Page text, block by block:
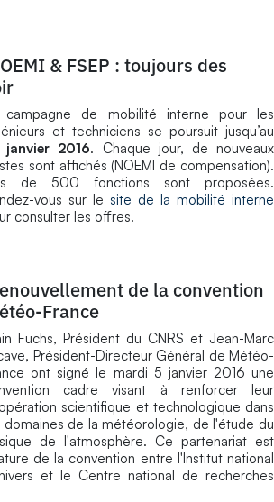
& FSEP : toujours des
campagne de mobilité interne pour les
et techniciens se poursuit jusqu’au
janvier 2016. Chaque jour, de nouveaux
sont affichés (NOEMI de compensation).
de 500 fonctions sont proposées.
vous sur le site de la mobilité interne
consulter les offres.
de la convention
France
Fuchs, Président du CNRS et Jean-Marc
Président-Directeur Général de Météo-
ont signé le mardi 5 janvier 2016 une
cadre visant à renforcer leur
scientifique et technologique dans
domaines de la météorologie, de l'étude du
de l'atmosphère. Ce partenariat est
de la convention entre l'Institut national
et le Centre national de recherches